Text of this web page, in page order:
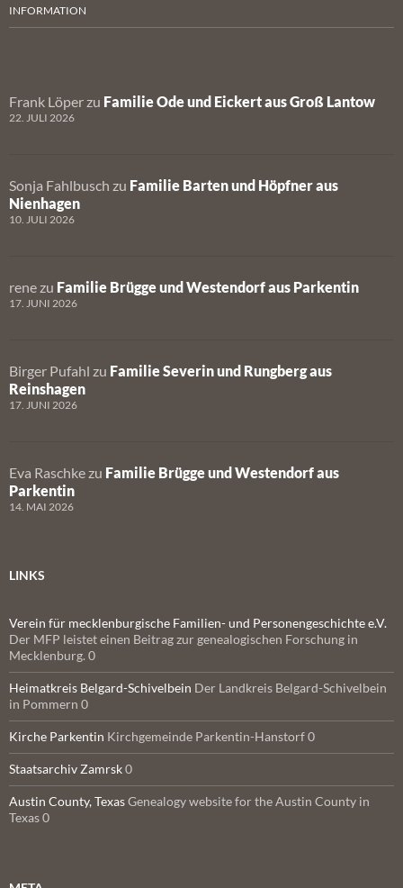
INFORMATION
Frank Löper zu Familie Ode und Eickert aus Groß Lantow
22. JULI 2026
Sonja Fahlbusch zu Familie Barten und Höpfner aus
Nienhagen
10. JULI 2026
rene zu Familie Brügge und Westendorf aus Parkentin
17. JUNI 2026
Birger Pufahl zu Familie Severin und Rungberg aus
Reinshagen
17. JUNI 2026
Eva Raschke zu Familie Brügge und Westendorf aus
Parkentin
14. MAI 2026
LINKS
Verein für mecklenburgische Familien- und Personengeschichte e.V.
Der MFP leistet einen Beitrag zur genealogischen Forschung in
Mecklenburg. 0
Heimatkreis Belgard-Schivelbein Der Landkreis Belgard-Schivelbein
in Pommern 0
Kirche Parkentin Kirchgemeinde Parkentin-Hanstorf 0
Staatsarchiv Zamrsk0
Austin County, TexasGenealogy website for the Austin County in
Texas 0